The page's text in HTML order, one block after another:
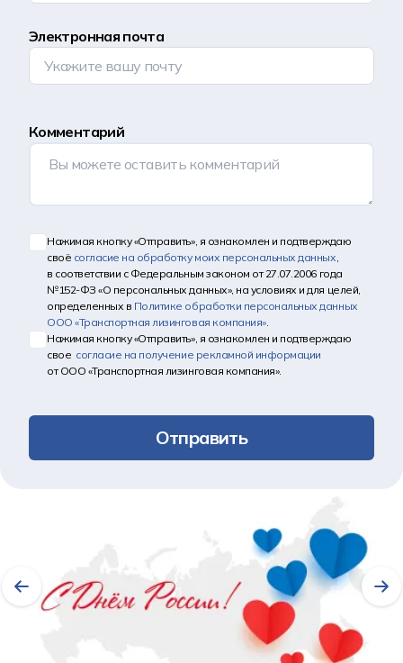
Электронная почта
Комментарий
Нажимая кнопку «Отправить», я ознакомлен и подтверждаю
своё согласие на обработку моих персональных данных,
в соответствии с Федеральным законом от 27.07.2006 года
№152-ФЗ «О персональных данных», на условиях и для целей,
определенных в Политике обработки персональных данных
ООО «Транспортная лизинговая компания».
Нажимая кнопку «Отправить», я ознакомлен и подтверждаю
свое согласие на получение рекламной информации
от ООО «Транспортная лизинговая компания».
Отправить
Другие новости